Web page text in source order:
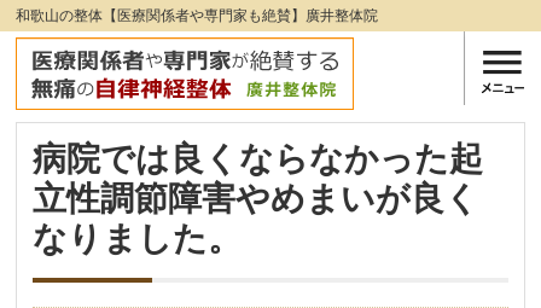
和歌山の整体【医療関係者や専門家も絶賛】廣井整体院
病院では良くならなかった起
立性調節障害やめまいが良く
なりました。